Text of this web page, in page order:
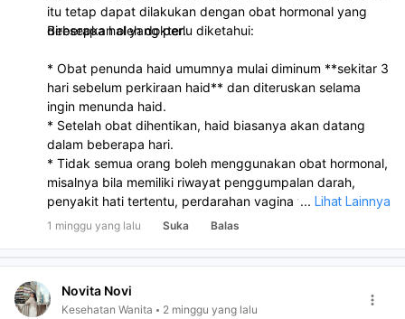
itu tetap dapat dilakukan dengan obat hormonal yang
diresepkan oleh dokter.
Beberapa hal yang perlu diketahui:
* Obat penunda haid umumnya mulai diminum **sekitar 3
hari sebelum perkiraan haid** dan diteruskan selama
ingin menunda haid.
* Setelah obat dihentikan, haid biasanya akan datang
dalam beberapa hari.
* Tidak semua orang boleh menggunakan obat hormonal,
misalnya bila memiliki riwayat penggumpalan darah,
penyakit hati tertentu, perdarahan vagina yang belum
diketahui penyebabnya, atau kondisi medis tertentu
... Lihat Lainnya
1 minggu yang lalu Suka Balas
Novita Novi
Kesehatan Wanita 2 minggu yang lalu